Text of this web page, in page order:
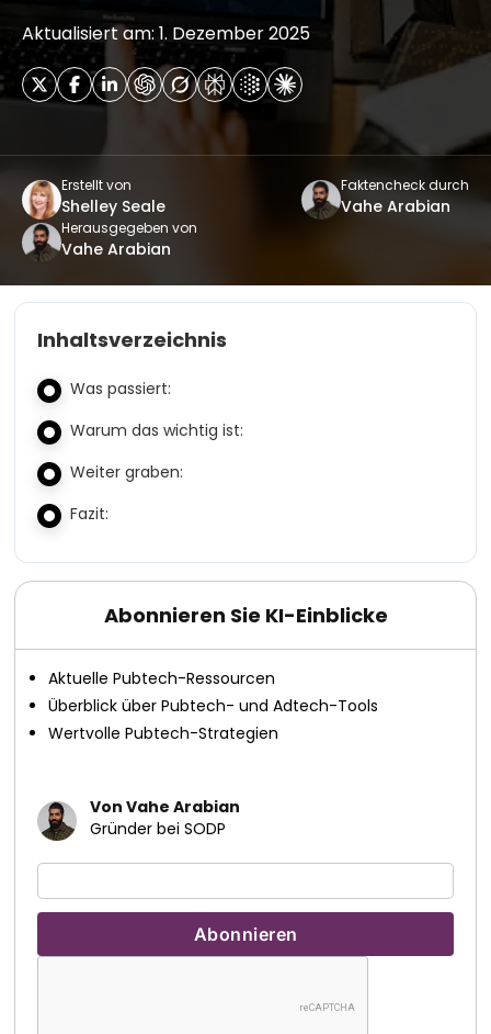
Aktualisiert am: 1. Dezember 2025
Erstellt von
Shelley Seale
Faktencheck durch
Vahe Arabian
Herausgegeben von
Vahe Arabian
Inhaltsverzeichnis
Was passiert:
Warum das wichtig ist:
Weiter graben:
Fazit:
Abonnieren Sie KI-Einblicke
Aktuelle Pubtech-Ressourcen
Überblick über Pubtech- und Adtech-Tools
Wertvolle Pubtech-Strategien
Von Vahe Arabian
Gründer bei SODP